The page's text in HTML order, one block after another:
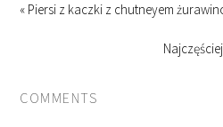
« Piersi z kaczki z chutneyem
COMMENTS